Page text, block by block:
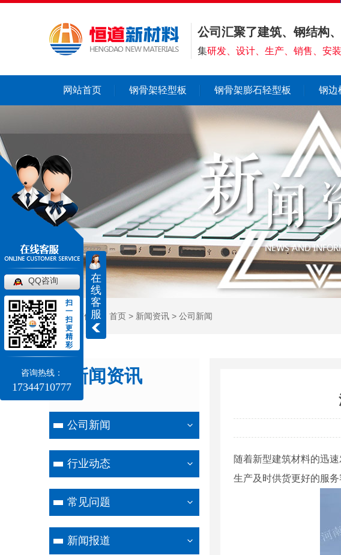
公司汇聚了建筑、钢结构
集研发、设计、生产、销售、安装
网站首页 钢骨架轻型板 钢骨架膨石轻型板 钢边
当前位置： 首页 > 新闻资讯 > 公司新闻
新闻资讯
公司新闻
行业动态
常见问题
新闻报道
随着新型建筑材料的迅
生产及时供货更好的服
在
线
客
服
QQ咨询
扫
一
扫
更
精
彩
咨询热线：
17344710777